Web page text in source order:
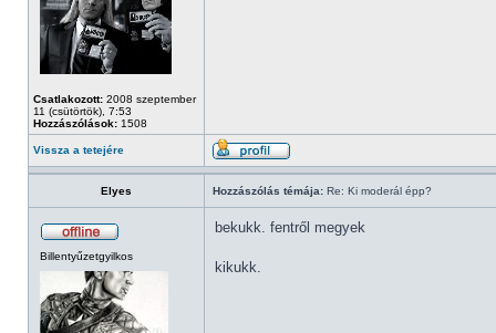
Csatlakozott: 2008 szeptember
11 (csütörtök), 7:53
Hozzászólások: 1508
Vissza a tetejére
Elyes Hozzászólás témája: Re: Ki moderál épp?
Billentyűzetgyilkos
bekukk. fentről megyek
kikukk.